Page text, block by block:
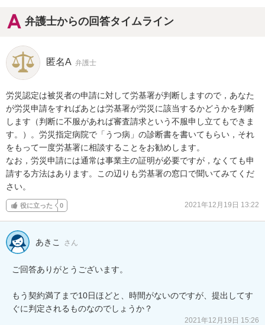
弁護士からの回答タイムライン
匿名A 弁護士
労災認定は被災者の申請に対して労基署が判断しますので，あなた
が労災申請をすればあとは労基署が労災に該当するかどうかを判断
します（判断に不服があれば審査請求という不服申し立てもできま
す。）。労災指定病院で「うつ病」の診断書を書いてもらい，それ
をもって一度労基署に相談することをお勧めします。
なお，労災申請には通常は事業主の証明が必要ですが，なくても申
請する方法はあります。この辺りも労基署の窓口で聞いてみてくだ
さい。
役に立った 0 2021年12月19日 13:22
あきこ さん
ご回答ありがとうございます。
もう契約満了まで10日ほどと、時間がないのですが、提出してす
ぐに判定されるものなのでしょうか？
2021年12月19日 15:26